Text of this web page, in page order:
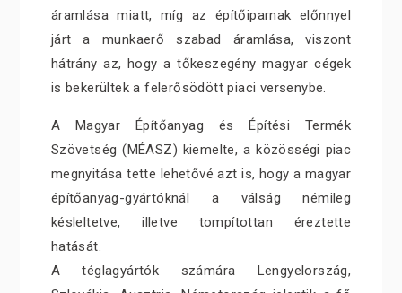
áramlása miatt, míg az építőiparnak előnnyel
járt a munkaerő szabad áramlása, viszont
hátrány az, hogy a tőkeszegény magyar cégek
is bekerültek a felerősödött piaci versenybe.
A Magyar Építőanyag és Építési Termék
Szövetség (MÉASZ) kiemelte, a közösségi piac
megnyitása tette lehetővé azt is, hogy a magyar
építőanyag-gyártóknál a válság némileg
késleltetve, illetve tompítottan éreztette
hatását.
A téglagyártók számára Lengyelország,